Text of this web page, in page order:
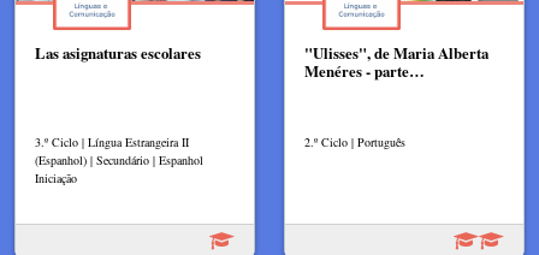
Las asignaturas escolares
3.º Ciclo | Língua Estrangeira II
(Espanhol) | Secundário | Espanhol
Iniciação
"Ulisses", de Maria Alberta
Menéres - parte…
2.º Ciclo | Português